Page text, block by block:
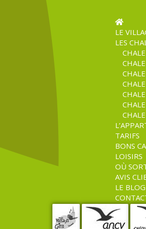
LE
LES
TARIFS
BONS
LOISIRS
OÙ
AVIS
LE BLOG